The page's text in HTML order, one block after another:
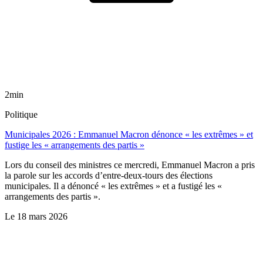
2min
Politique
Municipales 2026 : Emmanuel Macron dénonce « les extrêmes » et
fustige les « arrangements des partis »
Lors du conseil des ministres ce mercredi, Emmanuel Macron a pris
la parole sur les accords d’entre-deux-tours des élections
municipales. Il a dénoncé « les extrêmes » et a fustigé les «
arrangements des partis ».
Le 18 mars 2026